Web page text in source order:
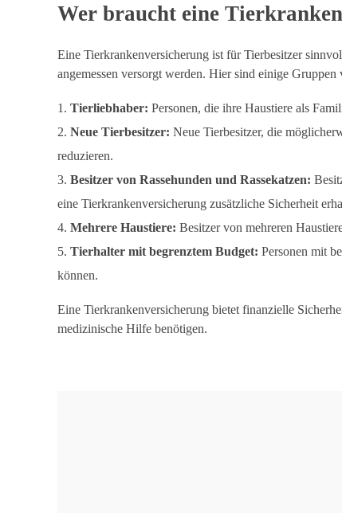
Wer braucht eine
Eine Tierkrankenversicherung ist für Tierbesitzer
angemessen versorgt werden. Hier sind einige
Tierliebhaber: Personen, die ihre Haustiere als
Neue Tierbesitzer: Neue Tierbesitzer, die
reduzieren.
Besitzer von Rassehunden und Rassekatzen:
eine Tierkrankenversicherung zusätzliche Sicherheit
Mehrere Haustiere: Besitzer von mehreren
Tierhalter mit begrenztem Budget: Personen mit
können.
Eine Tierkrankenversicherung bietet finanzielle
medizinische Hilfe benötigen.